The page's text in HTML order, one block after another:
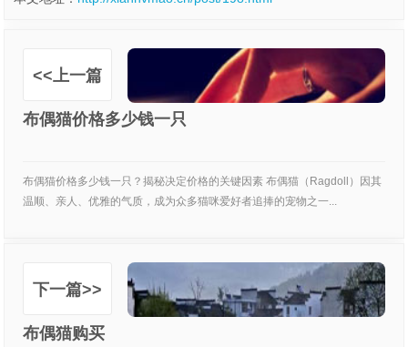
<<上一篇
布偶猫价格多少钱一只
布偶猫价格多少钱一只？揭秘决定价格的关键因素 布偶猫（Ragdoll）因其
温顺、亲人、优雅的气质，成为众多猫咪爱好者追捧的宠物之一...
下一篇>>
布偶猫购买